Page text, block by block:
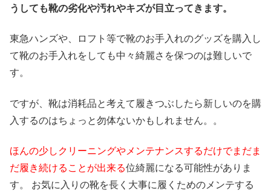
うしても靴の劣化や汚れやキズが目立ってきます。
東急ハンズや、ロフト等で靴のお手入れのグッズを購入し
て靴のお手入れをしても中々綺麗さを保つのは難しいで
す。
ですが、靴は消耗品と考えて履きつぶしたら新しいのを購
入するのはちょっと勿体ないかもしれません。。
ほんの少しクリーニングやメンテナンスするだけでまだま
だ履き続けることが出来る位綺麗になる可能性がありま
す。 お気に入りの靴を長く大事に履くためのメンテする